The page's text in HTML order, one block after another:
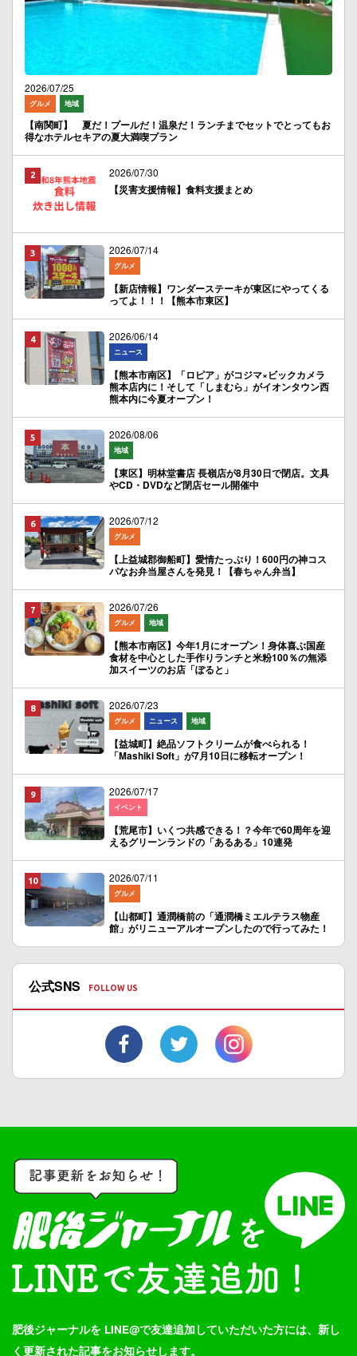
2026/07/25
グルメ 地域
【南関町】 夏だ！プールだ！温泉だ！ランチまでセットでとってもお
得なホテルセキアの夏大満喫プラン
2026/07/30
【災害支援情報】食料支援まとめ
2026/07/14
グルメ
【新店情報】ワンダーステーキが東区にやってくる
ってよ！！！【熊本市東区】
2026/06/14
ニュース
【熊本市南区】「ロピア」がコジマ×ビックカメラ
熊本店内に！そして「しまむら」がイオンタウン西
熊本内に今夏オープン！
2026/08/06
地域
【東区】明林堂書店 長嶺店が8月30日で閉店。文具
やCD・DVDなど閉店セール開催中
2026/07/12
グルメ
【上益城郡御船町】愛情たっぷり！600円の神コス
パなお弁当屋さんを発見！【春ちゃん弁当】
2026/07/26
グルメ 地域
【熊本市南区】今年1月にオープン！身体喜ぶ国産
食材を中心とした手作りランチと米粉100％の無添
加スイーツのお店「ぽると」
2026/07/23
グルメ ニュース 地域
【益城町】絶品ソフトクリームが食べられる！
「Mashiki Soft」が7月10日に移転オープン！
2026/07/17
イベント
【荒尾市】いくつ共感できる！？今年で60周年を迎
えるグリーンランドの「あるある」10連発
2026/07/11
グルメ
【山都町】通潤橋前の「通潤橋ミエルテラス物産
館」がリニューアルオープンしたので行ってみた！
公式SNS
肥後ジャーナルを LINE@で友達追加していただいた方には、新し
く更新された記事をお知らせします。